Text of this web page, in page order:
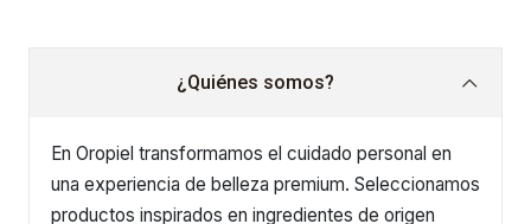
¿Quiénes somos?
En Oropiel transformamos el cuidado personal en
una experiencia de belleza premium. Seleccionamos
productos inspirados en ingredientes de origen